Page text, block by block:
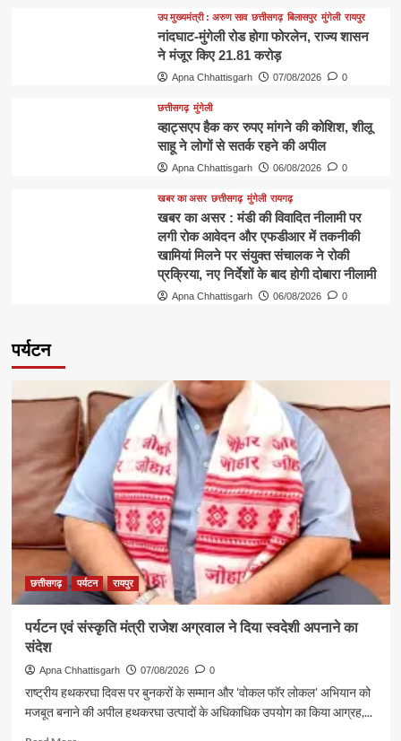
उप मुख्यमंत्री : अरुण साव छत्तीसगढ़ बिलासपुर मुंगेली रायपुर
नांदघाट-मुंगेली रोड होगा फोरलेन, राज्य शासन
ने मंजूर किए 21.81 करोड़
Apna Chhattisgarh 07/08/2026 0
छत्तीसगढ़ मुंगेली
व्हाट्सएप हैक कर रुपए मांगने की कोशिश, शीलू
साहू ने लोगों से सतर्क रहने की अपील
Apna Chhattisgarh 06/08/2026 0
खबर का असर छत्तीसगढ़ मुंगेली रायगढ़
खबर का असर : मंडी की विवादित नीलामी पर
लगी रोक आवेदन और एफडीआर में तकनीकी
खामियां मिलने पर संयुक्त संचालक ने रोकी
प्रक्रिया, नए निर्देशों के बाद होगी दोबारा नीलामी
Apna Chhattisgarh 06/08/2026 0
पर्यटन
छत्तीसगढ़ पर्यटन रायपुर
पर्यटन एवं संस्कृति मंत्री राजेश अग्रवाल ने दिया स्वदेशी अपनाने का
संदेश
Apna Chhattisgarh 07/08/2026 0
राष्ट्रीय हथकरघा दिवस पर बुनकरों के सम्मान और 'वोकल फॉर लोकल' अभियान को
मजबूत बनाने की अपील हथकरघा उत्पादों के अधिकाधिक उपयोग का किया आग्रह,...